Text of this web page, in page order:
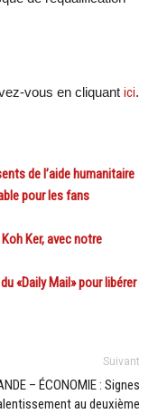
vous en cliquant ici.
de l’aide humanitaire
pour les fans
Koh Ker, avec notre
«Daily Mail» pour libérer
Suivant
– ÉCONOMIE : Signes
au deuxième